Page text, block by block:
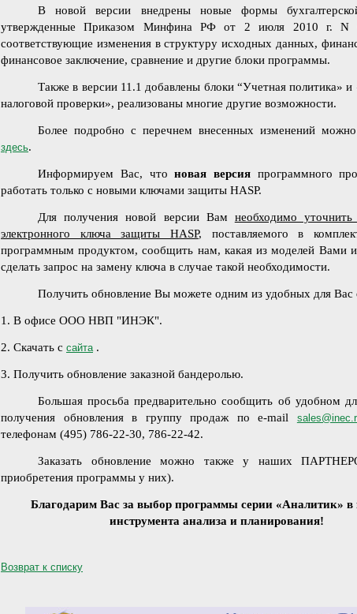
В новой версии внедрены новые формы
утвержденные Приказом Минфина РФ от 2 июля 2010 г. N
соответствующие изменения в структуру исходных данных,
финансовое заключение, сравнение и другие блоки программы.
Также в версии 11.1 добавлены блоки “Учетная политика» и
налоговой проверки», реализованы многие другие возможности.
Более подробно с перечнем внесенных изменений можно
здесь.
Информируем Вас, чтоновая версияпрограммного
работать только с новыми ключами защиты HASP.
Для получения новой версии Вам необходимо
электронного ключа защиты HASP, поставляемого в
программным продуктом, сообщить нам, какая из моделей Вами
сделать запрос на замену ключа в случае такой необходимости.
Получить обновление Вы можете одним из удобных для Вас
1. В офисе ООО НВП "ИНЭК".
2. Скачать с сайта .
3. Получить обновление заказной бандеролью.
Большая просьба предварительно сообщить об удобном
получения обновления в группу продаж по e-mail
телефонам (495) 786-22-30, 786-22-42.
Заказать обновление можно также у наших
приобретения программы у них).
Благодарим Вас за выбор программы серии «Аналитик» в
инструмента анализа и планирования!
Возврат к списку